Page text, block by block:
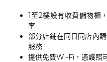
1至2樓設有收費儲物櫃
李
部分店鋪在同日同店內
服務
提供免費Wi-Fi，憑護照